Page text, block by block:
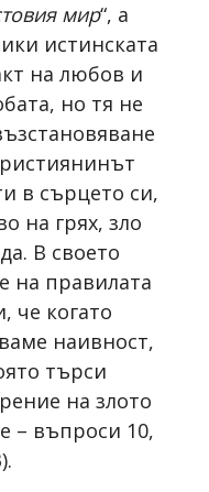
мир“, а
истинската
на любов и
но тя не
в сърцето си,
на грях, зло
В своето
на правилата
че когато
наивност,
търси
на злото
– въпроси 10,